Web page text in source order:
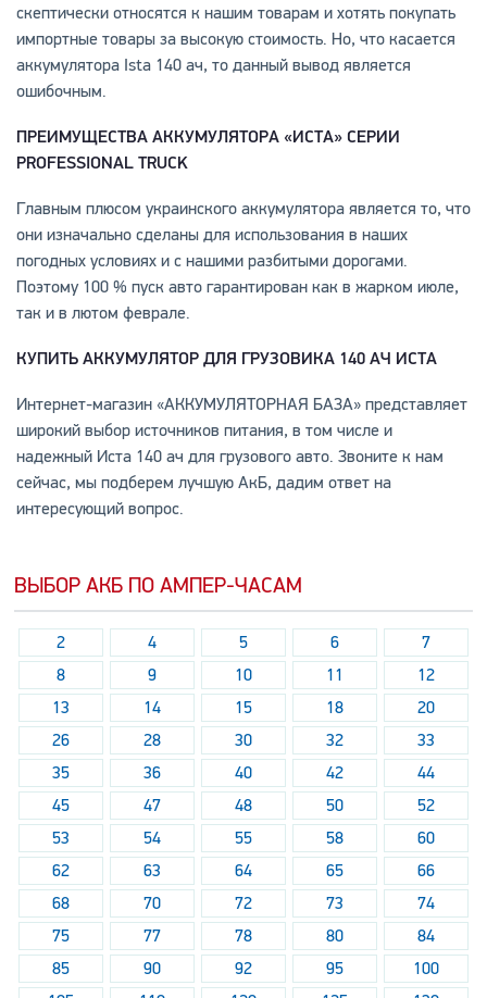
скептически относятся к нашим товарам и хотять покупать
импортные товары за высокую стоимость. Но, что касается
аккумулятора Ista 140 ач, то данный вывод является
ошибочным.
ПРЕИМУЩЕСТВА АККУМУЛЯТОРА «ИСТА» СЕРИИ
PROFESSIONAL TRUCK
Главным плюсом украинского аккумулятора является то, что
они изначально сделаны для использования в наших
погодных условиях и с нашими разбитыми дорогами.
Поэтому 100 % пуск авто гарантирован как в жарком июле,
так и в лютом феврале.
КУПИТЬ АККУМУЛЯТОР ДЛЯ ГРУЗОВИКА 140 АЧ ИСТА
Интернет-магазин «АККУМУЛЯТОРНАЯ БАЗА» представляет
широкий выбор источников питания, в том числе и
надежный Иста 140 ач для грузового авто. Звоните к нам
сейчас, мы подберем лучшую АкБ, дадим ответ на
интересующий вопрос.
ВЫБОР АКБ ПО АМПЕР-ЧАСАМ
2 4 5 6
7
8
9 10 11
12
13
14 15 18
20
26
28 30 32
33
35
36 40 42
44
45
47 48 50
52
53
54 55 58
60
62
63 64 65
66
68
70 72 73
74
75
77 78 80
84
85
90 92 95
100